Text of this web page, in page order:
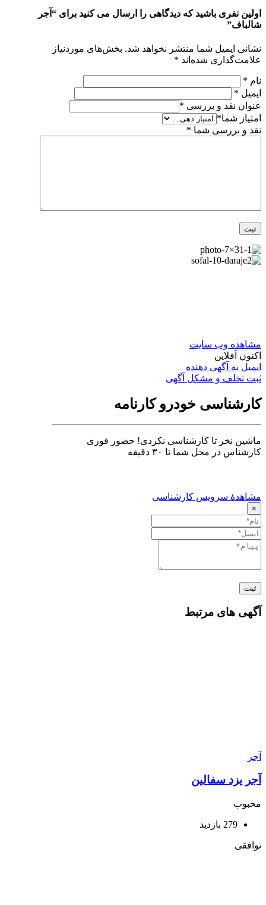
اولین نفری باشید که دیدگاهی را ارسال می کنید برای “آجر
شالباف”
نشانی ایمیل شما منتشر نخواهد شد. بخش‌های موردنیاز
علامت‌گذاری شده‌اند *
نام *
ایمیل *
عنوان نقد و بررسی *
امتیاز شما*
نقد و بررسی شما *
مشاهده وب سایت
اکنون آفلاین
ایمیل به آگهی دهنده
ثبت تخلف و مشکل آگهی
کارشناسی خودرو کارنامه
ماشین نخر تا کارشناسی نکردی! حضور فوری
کارشناس در محل شما تا ۳۰ دقیقه
مشاهدهٔ سرویس کارشناسی
×
ثبت
آگهی های مرتبط
آجر
آجر یزد سفالین
محبوب
279 بازدید
توافقی